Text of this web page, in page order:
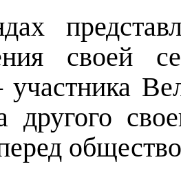
своей
участника
другого